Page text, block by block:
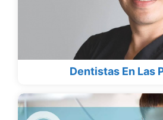
Dentistas En Las